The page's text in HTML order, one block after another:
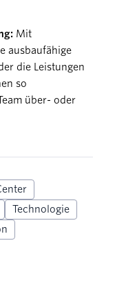
Mit
ausbaufähige
die Leistungen
so
über- oder
Technologie